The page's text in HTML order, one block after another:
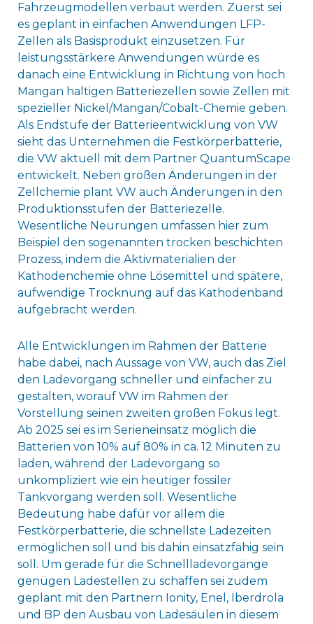
Fahrzeugmodellen verbaut werden. Zuerst sei
es geplant in einfachen Anwendungen LFP-
Zellen als Basisprodukt einzusetzen. Für
leistungsstärkere Anwendungen würde es
danach eine Entwicklung in Richtung von hoch
Mangan haltigen Batteriezellen sowie Zellen mit
spezieller Nickel/Mangan/Cobalt-Chemie geben.
Als Endstufe der Batterieentwicklung von VW
sieht das Unternehmen die Festkörperbatterie,
die VW aktuell mit dem Partner QuantumScape
entwickelt. Neben großen Änderungen in der
Zellchemie plant VW auch Änderungen in den
Produktionsstufen der Batteriezelle.
Wesentliche Neurungen umfassen hier zum
Beispiel den sogenannten trocken beschichten
Prozess, indem die Aktivmaterialien der
Kathodenchemie ohne Lösemittel und spätere,
aufwendige Trocknung auf das Kathodenband
aufgebracht werden.
Alle Entwicklungen im Rahmen der Batterie
habe dabei, nach Aussage von VW, auch das Ziel
den Ladevorgang schneller und einfacher zu
gestalten, worauf VW im Rahmen der
Vorstellung seinen zweiten großen Fokus legt.
Ab 2025 sei es im Serieneinsatz möglich die
Batterien von 10% auf 80% in ca. 12 Minuten zu
laden, während der Ladevorgang so
unkompliziert wie ein heutiger fossiler
Tankvorgang werden soll. Wesentliche
Bedeutung habe dafür vor allem die
Festkörperbatterie, die schnellste Ladezeiten
ermöglichen soll und bis dahin einsatzfähig sein
soll. Um gerade für die Schnellladevorgänge
genügen Ladestellen zu schaffen sei zudem
geplant mit den Partnern Ionity, Enel, Iberdrola
und BP den Ausbau von Ladesäulen in diesem